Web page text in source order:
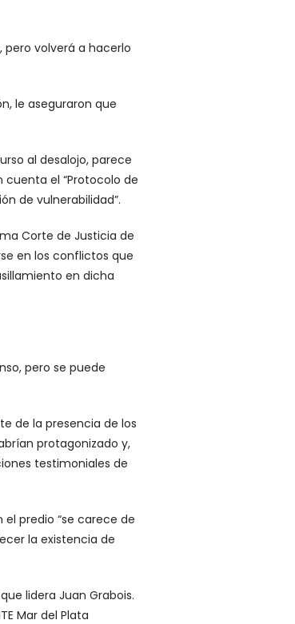
volverá a hacerlo
le aseguraron que
al desalojo, parece
el “Protocolo de
de vulnerabilidad”.
Corte de Justicia de
en los conflictos que
en dicha
pero se puede
de la presencia de los
protagonizado y,
testimoniales de
predio “se carece de
la existencia de
lidera Juan Grabois.
Mar del Plata